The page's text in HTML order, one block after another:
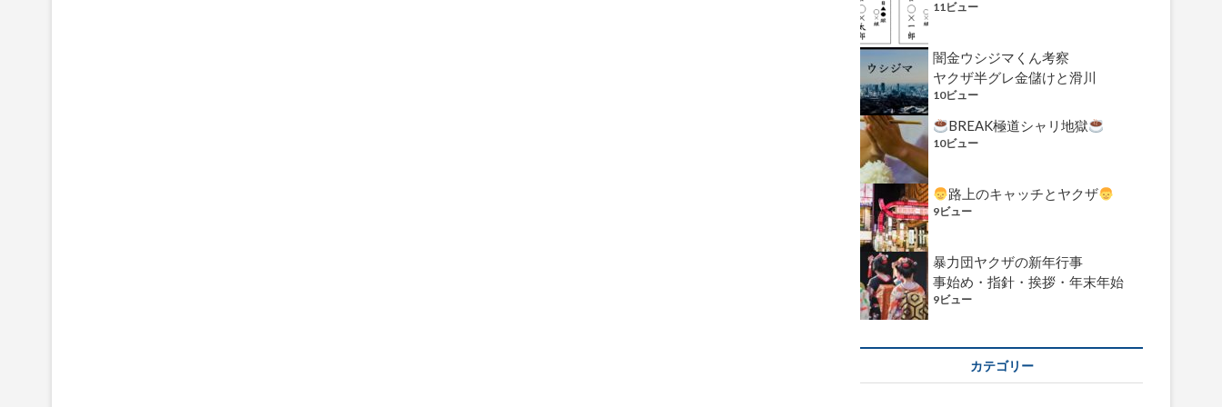
11ビュー
闇金ウシジマくん考察
ヤクザ半グレ金儲けと滑川
10ビュー
BREAK極道シャリ地獄
10ビュー
路上のキャッチとヤクザ
9ビュー
暴力団ヤクザの新年行事
事始め・指針・挨拶・年末年始
9ビュー
カテゴリー